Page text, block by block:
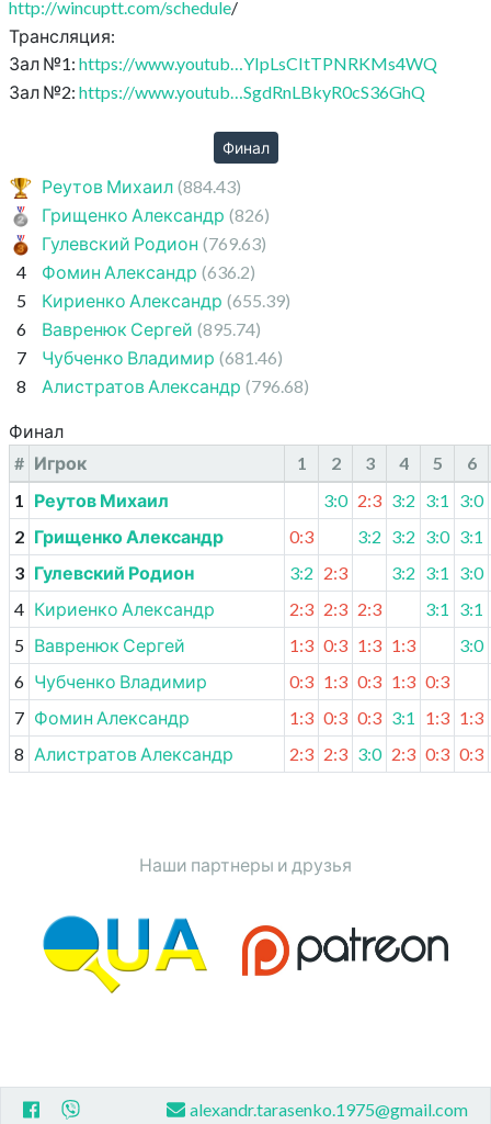
http://wincuptt.com/schedule/
Трансляция:
Зал №1: https://www.youtub…YIpLsCItTPNRKMs4WQ
Зал №2: https://www.youtub…SgdRnLBkyR0cS36GhQ
Финал
Реутов Михаил (884.43)
Грищенко Александр (826)
Гулевский Родион (769.63)
4
Фомин Александр (636.2)
5
Кириенко Александр (655.39)
6
Вавренюк Сергей (895.74)
7
Чубченко Владимир (681.46)
8
Алистратов Александр (796.68)
Финал
# Игрок 1 2 3 4 5
6
1
Реутов Михаил 3:0 2:3 3:2 3:1
3:0
2 Грищенко Александр 0:3 3:2 3:2 3:0 3:1
3 Гулевский Родион 3:2 2:3 3:2 3:1
3:0
4 Кириенко Александр 2:3 2:3 2:3 3:1
3:1
5 Вавренюк Сергей 1:3 0:3 1:3 1:3
3:0
6 Чубченко Владимир 0:3 1:3 0:3 1:3 0:3
7 Фомин Александр 1:3 0:3 0:3 3:1 1:3 1:3
8 Алистратов Александр 2:3 2:3 3:0 2:3 0:3 0:3
Наши партнеры и друзья
alexandr.tarasenko.1975@gmail.com